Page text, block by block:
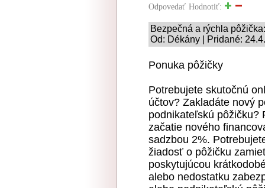
Odpovedať Hodnotiť:
Bezpečná a rýchla
Od: Dékány | Pridané:
Ponuka pôžičky
Potrebujete skutočnú
účtov? Zakladáte nový
podnikateľskú pôžičku?
začatie nového
sadzbou 2%.
žiadosť o pôžičku
poskytujúcou
alebo nedostatku